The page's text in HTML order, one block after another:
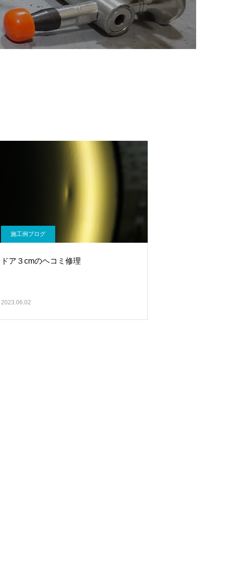
施工例ブログ
ドア３cmのヘコミ修理
2023.06.02